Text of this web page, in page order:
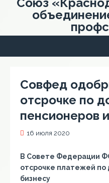
Совфед
отсрочке по
пенсионеров
16 июля 2020
В Совете Федерации
отсрочке платежей
бизнесу